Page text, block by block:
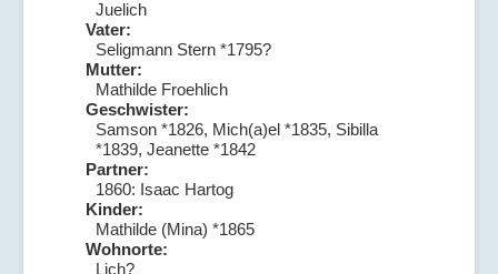
Juelich
Vater:
Seligmann Stern *1795?
Mutter:
Mathilde Froehlich
Geschwister:
Samson *1826, Mich(a)el *1835, Sibilla
*1839, Jeanette *1842
Partner:
1860: Isaac Hartog
Kinder:
Mathilde (Mina) *1865
Wohnorte:
Lich?